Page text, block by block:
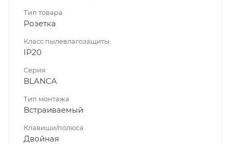
Тип товара
Розетка
Класс пылевлагозащиты
IP20
Серия
BLANCA
Тип монтажа
Встраиваемый
Клавиши/полюса
Двойная